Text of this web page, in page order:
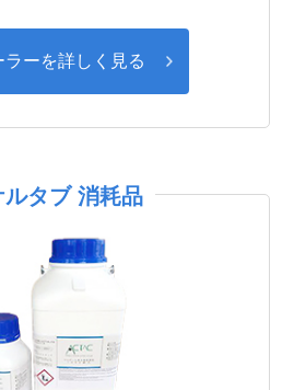
ラーを詳しく見る
タブ 消耗品